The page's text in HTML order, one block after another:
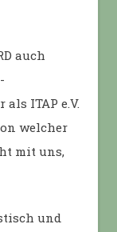
auch
ITAP e.V.
welcher
mit uns,
und